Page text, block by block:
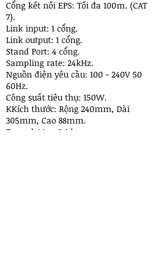
Cổng kết nối EPS: Tối đa 100m. (CAT
7).
Link input: 1 cổng.
​Link output: 1 cổng.
Stand Port: 4 cổng.
Sampling rate: 24kHz.
Nguồn điện yêu cầu: 100 - 240V 50
60Hz.
Công suất tiêu thụ: 150W.
KKích thước: Rộng 240mm, Dài
305mm, Cao 88mm.
Trọng lượng: 3.1 kg.